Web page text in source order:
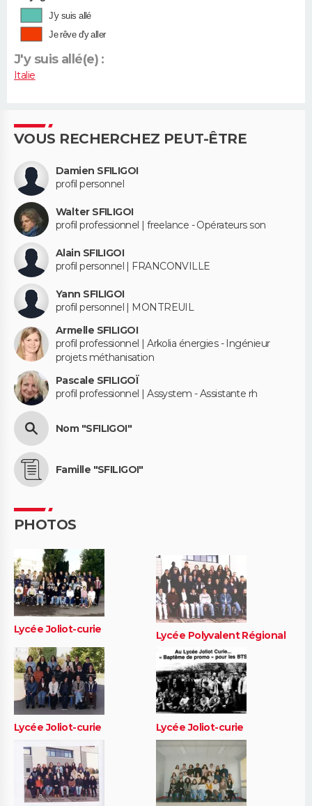
J'y suis allé
Je rêve d'y aller
J'y suis allé(e) :
Italie
VOUS RECHERCHEZ PEUT-ÊTRE
Damien SFILIGOI
profil personnel
Walter SFILIGOI
profil professionnel | freelance - Opérateurs son
Alain SFILIGOI
profil personnel | FRANCONVILLE
Yann SFILIGOI
profil personnel | MONTREUIL
Armelle SFILIGOI
profil professionnel | Arkolia énergies - Ingénieur
projets méthanisation
Pascale SFILIGOÏ
profil professionnel | Assystem - Assistante rh
Nom "SFILIGOI"
Famille "SFILIGOI"
PHOTOS
Lycée Joliot-curie Lycée Polyvalent Régional
Lycée Joliot-curie Lycée Joliot-curie